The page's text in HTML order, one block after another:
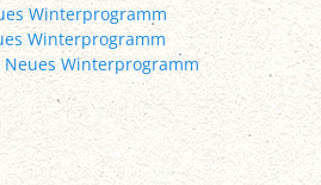
Winterprogramm
Winterprogramm
Neues Winterprogramm